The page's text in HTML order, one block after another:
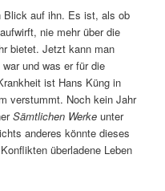
Blick auf ihn. Es ist, als ob
nie mehr über die
bietet. Jetzt kann man
und was er für die
ist Hans Küng in
verstummt. Noch kein Jahr
Sämtlichen Werke unter
anderes könnte dieses
überladene Leben